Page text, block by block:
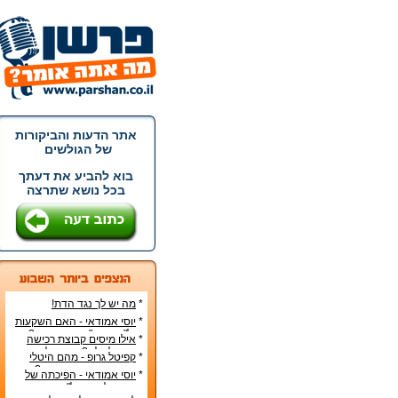
אתר הדעות והביקורות
של הגולשים
בוא להביע את דעתך
בכל נושא שתרצה
* מה יש לך נגד הדת!
* יוסי אמודאי - האם השקעות
נדל"ן בארה"ב הן בטוחות?
* אילו מיסים קבוצת רכישה
צריכה לשלם? - קפיטל גרופ
בע"מ
* קפיטל גרופ - מהם היטלי
המיסים בקבוצת רכישה?
* יוסי אמודאי - הפיכתה של
דטרויט ליעד נדל"ן מבוקש